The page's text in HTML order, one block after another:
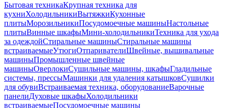
Бытовая техникаКрупная техника для
кухниХолодильникиВытяжкиКухонные
плитыМорозильникиПосудомоечные машиныНастольные
плитыВинные шкафыМини-холодильникиТехника для ухода
за одеждойСтиральные машиныСтиральные машины
встраиваемыеУтюгиОтпаривателиШвейные, вышивальные
машиныПромышленные швейные
машиныОверлокиСушильные машины, шкафыГладильные
системы, прессыМашинки для удаления катышковСушилки
для обувиВстраиваемая техника, оборудованиеВарочные
панелиДуховые шкафыХолодильники
встраиваемыеПосудомоечные машины